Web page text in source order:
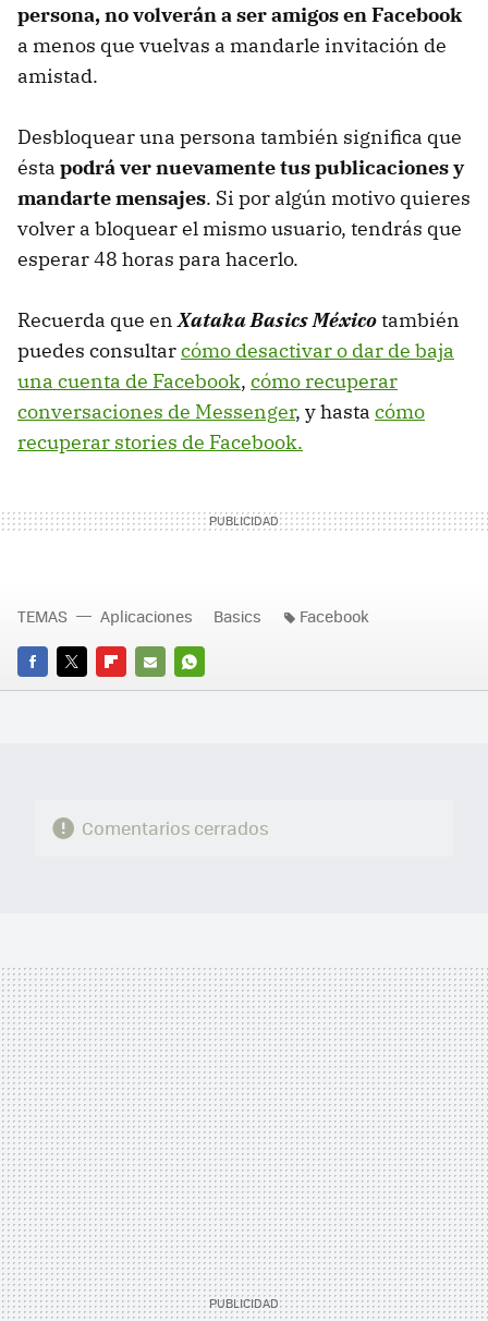
persona, no volverán a ser amigos en Facebook
a menos que vuelvas a mandarle invitación de
amistad.
Desbloquear una persona también significa que
ésta podrá ver nuevamente tus publicaciones y
mandarte mensajes. Si por algún motivo quieres
volver a bloquear el mismo usuario, tendrás que
esperar 48 horas para hacerlo.
Recuerda que en Xataka Basics Méxicotambién
puedes consultarcómo desactivar o dar de baja
una cuenta de Facebook, cómo recuperar
conversaciones de Messenger, y hasta cómo
recuperar stories de Facebook.
FACEBOOK
TWITTERFLIPBOARD
E-
WHATSAPP
TEMAS Aplicaciones Basics Facebook
Comentarios cerrados